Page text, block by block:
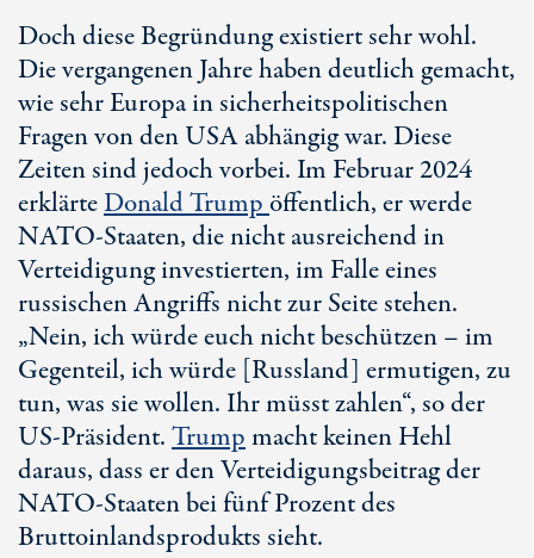
Doch diese Begründung existiert sehr wohl.
Die vergangenen Jahre haben deutlich gemacht,
wie sehr Europa in sicherheitspolitischen
Fragen von den USA abhängig war. Diese
Zeiten sind jedoch vorbei. Im Februar 2024
erklärteDonald Trumpöffentlich, er werde
NATO-Staaten, die nicht ausreichend in
Verteidigung investierten, im Falle eines
russischen Angriffs nicht zur Seite stehen.
„Nein, ich würde euch nicht beschützen – im
Gegenteil, ich würde [Russland] ermutigen, zu
tun, was sie wollen. Ihr müsst zahlen“, so der
US-Präsident.Trumpmacht keinen Hehl
daraus, dass er den Verteidigungsbeitrag der
NATO-Staaten bei fünf Prozent des
Bruttoinlandsprodukts sieht.